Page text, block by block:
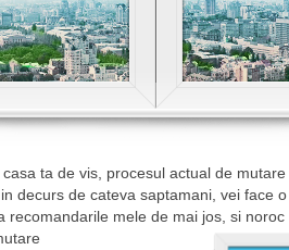
ta de vis, procesul actual de
decurs de cateva saptamani, vei face
mele de mai jos, si noroc